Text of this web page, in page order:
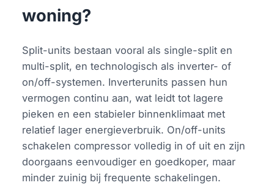
woning?
Split-units bestaan vooral als single-split en
multi-split, en technologisch als inverter- of
on/off-systemen. Inverterunits passen hun
vermogen continu aan, wat leidt tot lagere
pieken en een stabieler binnenklimaat met
relatief lager energieverbruik. On/off-units
schakelen compressor volledig in of uit en zijn
doorgaans eenvoudiger en goedkoper, maar
minder zuinig bij frequente schakelingen.